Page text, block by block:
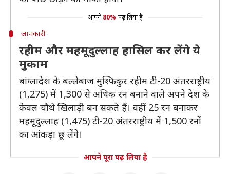
आपने 80% पढ़ लिया है
जानकारी
रहीम और महमूदुल्लाह हासिल कर लेंगे ये
मुकाम
बांग्लादेश के बल्लेबाज मुश्फिकुर रहीम टी-20 अंतरराष्ट्रीय
(1,275) में 1,300 से अधिक रन बनाने वाले अपने देश के
केवल चौथे खिलाड़ी बन सकते हैं। वहीं 25 रन बनाकर
महमूदुल्लाह (1,475) टी-20 अंतरराष्ट्रीय में 1,500 रनों
का आंकड़ा छू लेंगे।
आपने पूरा पढ़ लिया है